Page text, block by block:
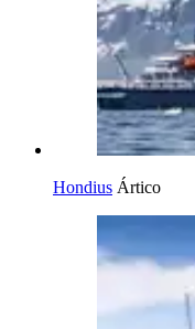
Hondius Ártico